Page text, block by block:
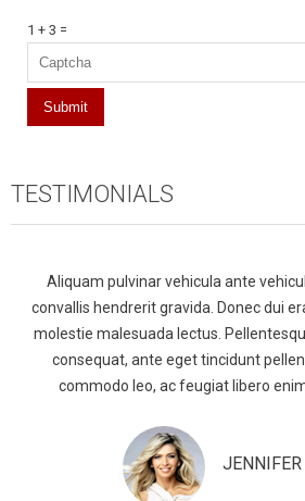
1 + 3 =
TESTIMONIALS
Aliquam pulvinar vehicula ante
convallis hendrerit gravida. Donec dui
molestie malesuada lectus.
consequat, ante eget tincidunt
commodo leo, ac feugiat libero